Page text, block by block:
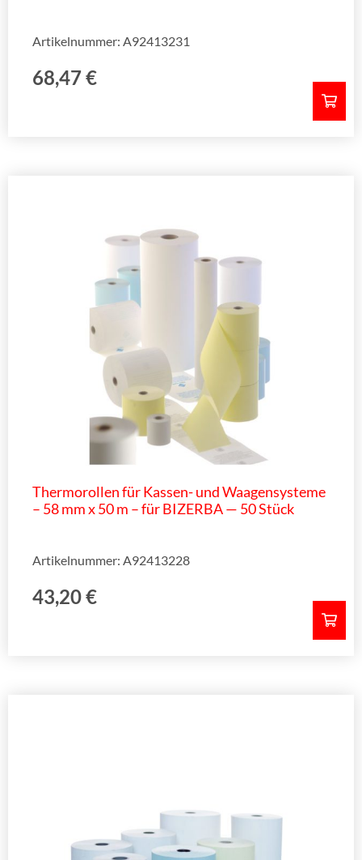
68,47€
Artikelnummer: A92413231
Thermorollen für Kassen- und Waagensysteme
– 58 mm x 50 m – für BIZERBA — 50 Stück
43,20€
Artikelnummer: A92413228